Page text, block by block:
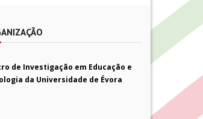
de Investigação em Educação e
da Universidade de Évora